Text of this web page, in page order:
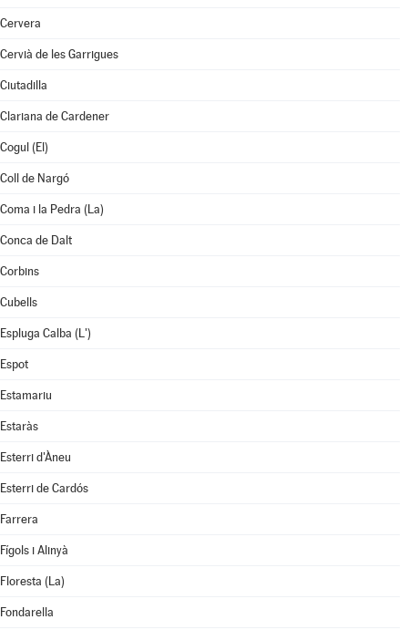
Cervera
Cervià de les Garrigues
Ciutadilla
Clariana de Cardener
Cogul (El)
Coll de Nargó
Coma i la Pedra (La)
Conca de Dalt
Corbins
Cubells
Espluga Calba (L')
Espot
Estamariu
Estaràs
Esterri d'Àneu
Esterri de Cardós
Farrera
Fígols i Alinyà
Floresta (La)
Fondarella